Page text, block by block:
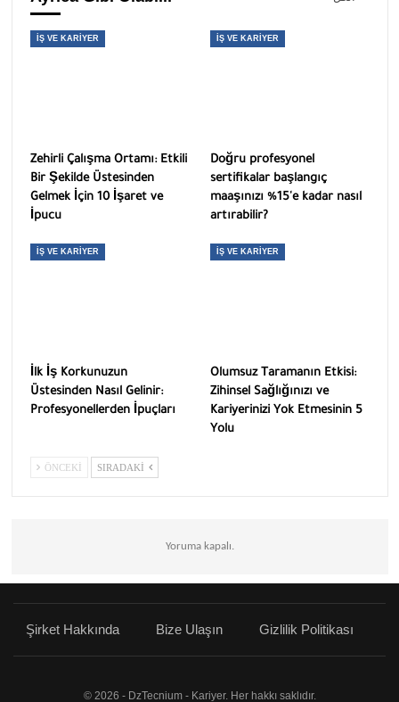
İŞ VE KARIYER
Zehirli Çalışma Ortamı: Etkili
Bir Şekilde Üstesinden
Gelmek İçin 10 İşaret ve
İpucu
İŞ VE KARIYER
Doğru profesyonel
sertifikalar başlangıç ​​
maaşınızı %15'e kadar nasıl
artırabilir?
İŞ VE KARIYER
İlk İş Korkunuzun
Üstesinden Nasıl Gelinir:
Profesyonellerden İpuçları
İŞ VE KARIYER
Olumsuz Taramanın Etkisi:
Zihinsel Sağlığınızı ve
Kariyerinizi Yok Etmesinin 5
Yolu
ÖNCEKI SIRADAKI
Yoruma kapalı.
Şirket Hakkında Bize Ulaşın Gizlilik Politikası
© 2026 - DzTecnium - Kariyer. Her hakkı saklıdır.